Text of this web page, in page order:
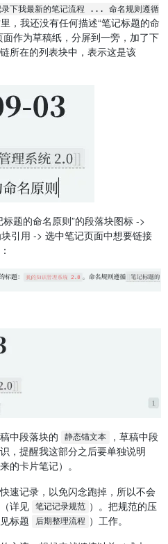
下我最新的笔记流程 ... 命名规则遵循
，我还没有任何描述“笔记标题的命
作为草稿纸，分屏到一旁，加了下
所在的列表块中，表示这是该
题的命名原则”的段落块图标 ->
引用 -> 选中笔记页面中想要链接
中段落块的 静态锚文本
，草稿中段
，提醒我这部分之后要单独说明
的卡片笔记）。
速记录，以免闪念跑掉，所以不会
详见
笔记记录规范 ）。把规范的压
标题
后期整理流程 ）工作。